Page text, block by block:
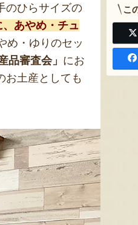
のひらサイズの
あやめ・チュ
め・ゆりのセッ
品審査会」 にお
お土産としても
こ